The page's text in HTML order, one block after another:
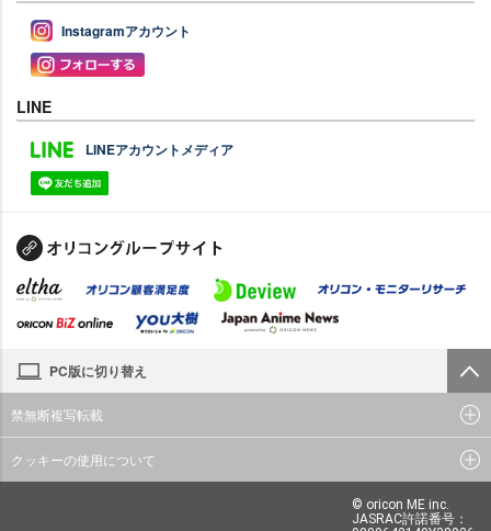
Instagramアカウント
LINE
LINEアカウントメディア
PC版に切り替え
禁無断複写転載
クッキーの使用について
© oricon ME inc.
JASRAC許諾番号：